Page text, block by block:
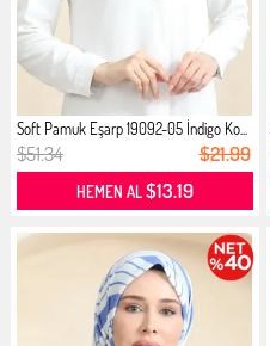
Soft Pamuk Eşarp 19092-05 İndigo Ko...
$51.34 $21.99
HEMEN AL$13.19